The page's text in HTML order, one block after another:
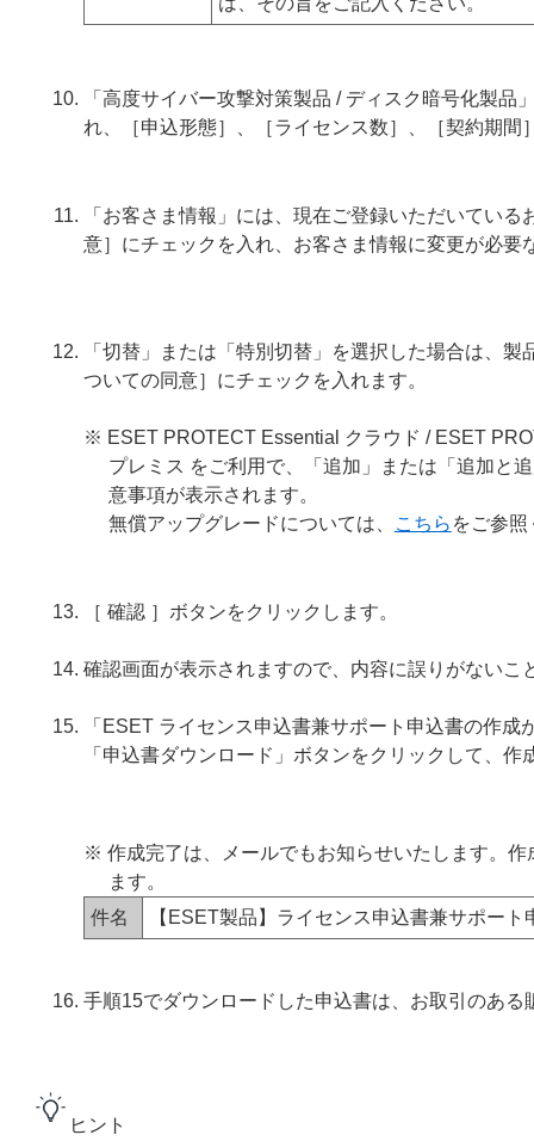
「高度サイバー攻撃対策製品 / ディスク暗号化製
れ、［申込形態］、［ライセンス数］、［契約期間
「お客さま情報」には、現在ご登録いただいてい
意］にチェックを入れ、お客さま情報に変更が必要
「切替」または「特別切替」を選択した場合は、
ついての同意］にチェックを入れます。
※ ESET PROTECT Essential クラウド / ESET
プレミス をご利用で、「追加」または「追加と
意事項が表示されます。
無償アップグレードについては、
こちら をご参照
［ 確認 ］ボタンをクリックします。
確認画面が表示されますので、内容に誤りがない
「ESET ライセンス申込書兼サポート申込書の作
「申込書ダウンロード」ボタンをクリックして、
※ 作成完了は、メールでもお知らせいたします。
ます。
件名
【ESET製品】ライセンス申込書兼サポー
手順15でダウンロードした申込書は、お取引のあ
ヒント